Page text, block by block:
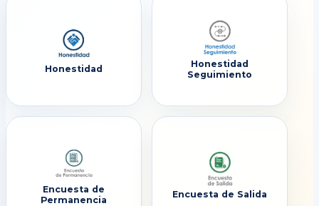
Honestidad
Honestidad
Seguimiento
Encuesta de
Permanencia
Encuesta de Salida